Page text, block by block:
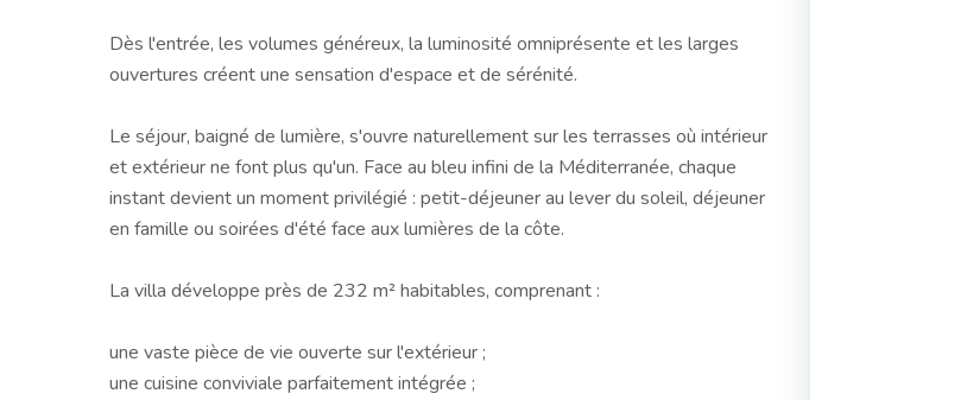
Dès l'entrée, les volumes généreux, la luminosité omniprésente et les larges
ouvertures créent une sensation d'espace et de sérénité.
Le séjour, baigné de lumière, s'ouvre naturellement sur les terrasses où intérieur
et extérieur ne font plus qu'un. Face au bleu infini de la Méditerranée, chaque
instant devient un moment privilégié : petit-déjeuner au lever du soleil, déjeuner
en famille ou soirées d'été face aux lumières de la côte.
La villa développe près de 232 m² habitables, comprenant :
une vaste pièce de vie ouverte sur l'extérieur ;
une cuisine conviviale parfaitement intégrée ;